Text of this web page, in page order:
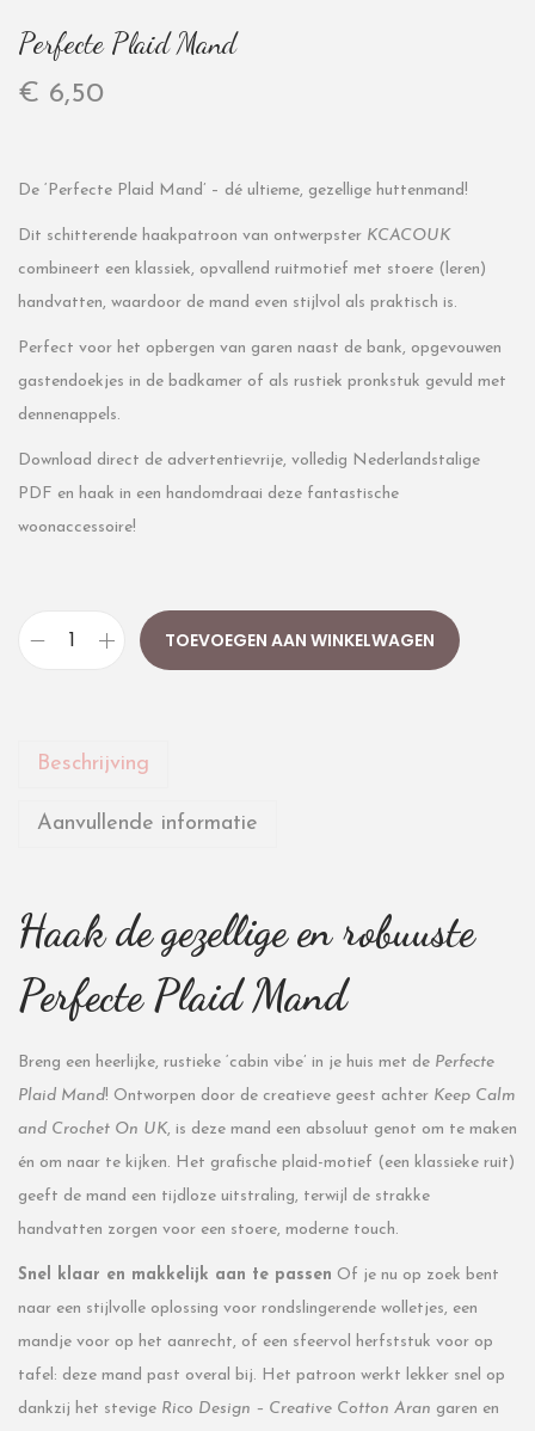
Perfecte Plaid Mand
€ 6,50
De ‘Perfecte Plaid Mand’ – dé ultieme, gezellige huttenmand!
Dit schitterende haakpatroon van ontwerpster KCACOUK
combineert een klassiek, opvallend ruitmotief met stoere (leren)
handvatten, waardoor de mand even stijlvol als praktisch is.
Perfect voor het opbergen van garen naast de bank, opgevouwen
gastendoekjes in de badkamer of als rustiek pronkstuk gevuld met
dennenappels.
Download direct de advertentievrije, volledig Nederlandstalige
PDF en haak in een handomdraai deze fantastische
woonaccessoire!
TOEVOEGEN AAN WINKELWAGEN
Beschrijving
Aanvullende informatie
Haak de gezellige en robuuste
Perfecte Plaid Mand
Breng een heerlijke, rustieke ‘cabin vibe’ in je huis met de Perfecte
Plaid Mand! Ontworpen door de creatieve geest achter Keep Calm
and Crochet On UK, is deze mand een absoluut genot om te maken
én om naar te kijken. Het grafische plaid-motief (een klassieke ruit)
geeft de mand een tijdloze uitstraling, terwijl de strakke
handvatten zorgen voor een stoere, moderne touch.
Snel klaar en makkelijk aan te passen Of je nu op zoek bent
naar een stijlvolle oplossing voor rondslingerende wolletjes, een
mandje voor op het aanrecht, of een sfeervol herfststuk voor op
tafel: deze mand past overal bij. Het patroon werkt lekker snel op
dankzij het stevige Rico Design – Creative Cotton Aran garen en